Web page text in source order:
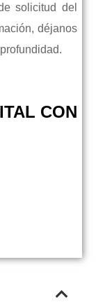
solicitud del
déjanos
CON